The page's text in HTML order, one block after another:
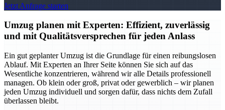
Jetzt Anfrage starten
Umzug planen mit Experten: Effizient, zuverlässig
und mit Qualitätsversprechen für jeden Anlass
Ein gut geplanter Umzug ist die Grundlage für einen reibungslosen
Ablauf. Mit Experten an Ihrer Seite können Sie sich auf das
Wesentliche konzentrieren, während wir alle Details professionell
managen. Ob klein oder groß, privat oder gewerblich – wir planen
jeden Umzug individuell und sorgen dafür, dass nichts dem Zufall
überlassen bleibt.